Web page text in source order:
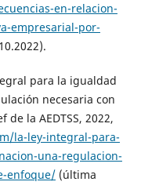
en-relacion-
empresarial-por-
para la igualdad
necesaria con
la AEDTSS, 2022,
la-ley-integral-para-
una-regulacion-
enfoque/(última